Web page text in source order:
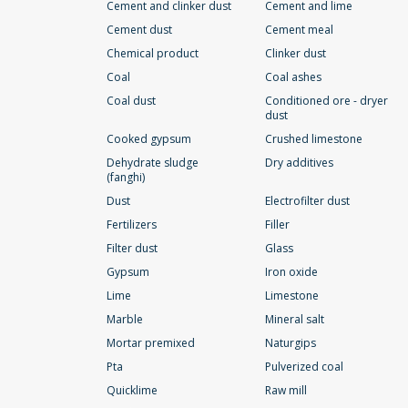
Cement and clinker dust
Cement and lime
Cement dust
Cement meal
Chemical product
Clinker dust
Coal
Coal ashes
Coal dust
Conditioned ore - dryer
dust
Cooked gypsum
Crushed limestone
Dehydrate sludge
(fanghi)
Dry additives
Dust
Electrofilter dust
Fertilizers
Filler
Filter dust
Glass
Gypsum
Iron oxide
Lime
Limestone
Marble
Mineral salt
Mortar premixed
Naturgips
Pta
Pulverized coal
Quicklime
Raw mill